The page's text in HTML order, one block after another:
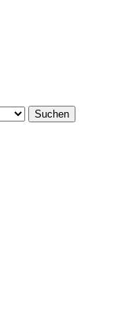
Suchen